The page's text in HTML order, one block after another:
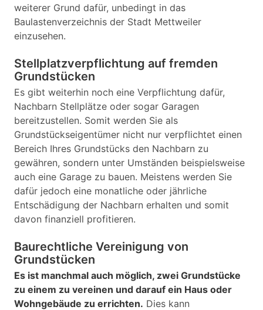
weiterer Grund dafür, unbedingt in das
Baulastenverzeichnis der Stadt Mettweiler
einzusehen.
Stellplatzverpflichtung auf fremden
Grundstücken
Es gibt weiterhin noch eine Verpflichtung dafür,
Nachbarn Stellplätze oder sogar Garagen
bereitzustellen. Somit werden Sie als
Grundstückseigentümer nicht nur verpflichtet einen
Bereich Ihres Grundstücks den Nachbarn zu
gewähren, sondern unter Umständen beispielsweise
auch eine Garage zu bauen. Meistens werden Sie
dafür jedoch eine monatliche oder jährliche
Entschädigung der Nachbarn erhalten und somit
davon finanziell profitieren.
Baurechtliche Vereinigung von
Grundstücken
Es ist manchmal auch möglich, zwei Grundstücke
zu einem zu vereinen und darauf ein Haus oder
Wohngebäude zu errichten. Dies kann